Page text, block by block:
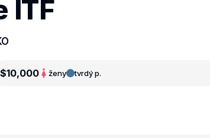
ITF
$10,000 ženy tvrdý p.